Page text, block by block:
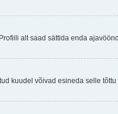
alt saad sättida enda
kuudel võivad esineda selle